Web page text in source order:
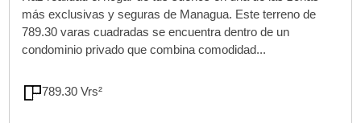
más exclusivas y seguras de Managua. Este terreno de
789.30 varas cuadradas se encuentra dentro de un
condominio privado que combina comodidad...
789.30 Vrs²